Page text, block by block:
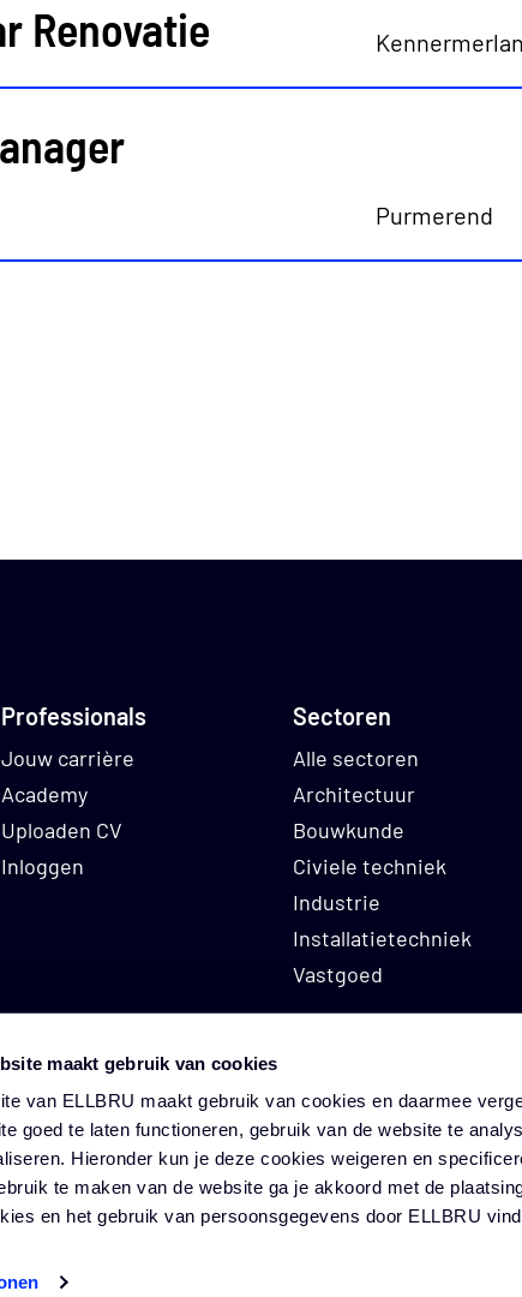
maakt gebruik van cookies
van ELLBRU maakt gebruik van cookies en daarmee
goed te laten functioneren, gebruik van de website te
Hieronder kun je deze cookies weigeren en
te maken van de website ga je akkoord met de
en het gebruik van persoonsgegevens door ELLBRU
als na de uitvoering van onderhoud- en
naar de bewoners;
leggen tussen het technische en
de functie van bewonersbegeleider ben jij onder
punten:
Een afgeronde relevante opleiding (minimaal
Enige ervaring in de branche;
Flexibel inzetbaar (bereid om sporadisch vroeg te
in de rol van bewonersbegeleider:
€2750,- en €4500,- per maand;
Renovatie
Purmerend
Professionals
Jouw carrière
Academy
Uploaden CV
Inloggen
Sectoren
Alle sectoren
Architectuur
Bouwkunde
Civiele techniek
Industrie
Installatietechniek
Vastgoed
100 Watt gebouw (8ste verdieping)
James Wattstraat 100 | 1097 DM Amsterdam